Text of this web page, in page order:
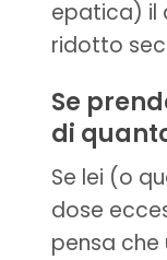
epatica) il
ridotto
Se
di
Se lei (o
dose
pensa